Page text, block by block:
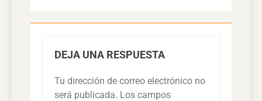
DEJA UNA RESPUESTA
Tu dirección de correo electrónico no
será publicada. Los campos